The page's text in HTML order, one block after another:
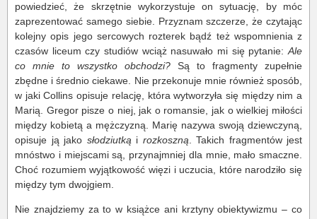
powiedzieć, że skrzętnie wykorzystuje on sytuację, by móc
zaprezentować samego siebie. Przyznam szczerze, że czytając
kolejny opis jego sercowych rozterek bądź też wspomnienia z
czasów liceum czy studiów wciąż nasuwało mi się pytanie: Ale
co mnie to wszystko obchodzi? Są to fragmenty zupełnie
zbędne i średnio ciekawe. Nie przekonuje mnie również sposób,
w jaki Collins opisuje relację, która wytworzyła się między nim a
Marią. Gregor pisze o niej, jak o romansie, jak o wielkiej miłości
między kobietą a mężczyzną. Marię nazywa swoją dziewczyną,
opisuje ją jako słodziutką i rozkoszną . Takich fragmentów jest
mnóstwo i miejscami są, przynajmniej dla mnie, mało smaczne.
Choć rozumiem wyjątkowość więzi i uczucia, które narodziło się
między tym dwojgiem.
Nie znajdziemy za to w książce ani krztyny obiektywizmu – co